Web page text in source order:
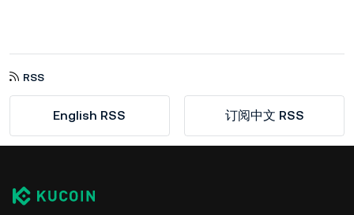
RSS
English RSS 订阅中文 RSS